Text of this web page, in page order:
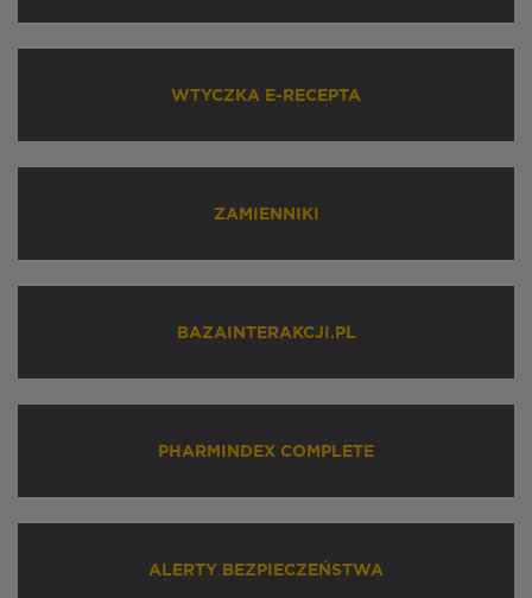
WTYCZKA E-RECEPTA
ZAMIENNIKI
BAZAINTERAKCJI.PL
PHARMINDEX COMPLETE
ALERTY BEZPIECZEŃSTWA